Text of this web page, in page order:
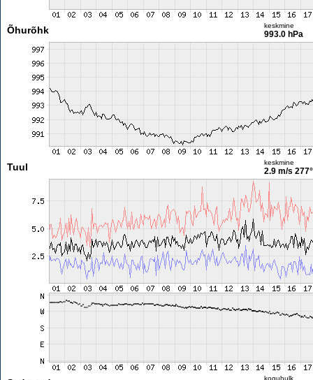
Õhurõhk keskmine
993.0 hPa
Tuul keskmine
2.9 m/s 277°
koguhulk